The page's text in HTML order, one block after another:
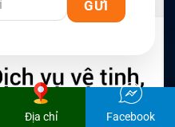
Địa chỉ Facebook